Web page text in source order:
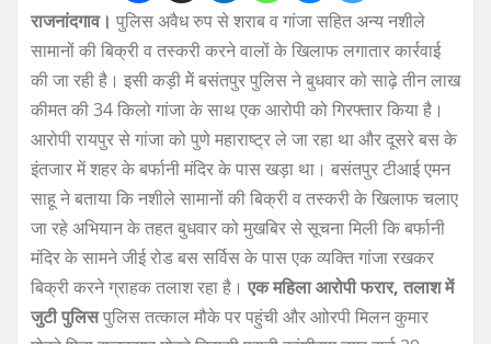
राजनांदगाव। पुलिस अवैध रुप से शराब व गांजा सहित अन्य नशीले
सामानों की बिक्री व तस्करी करने वालों के खिलाफ लगातार कार्रवाई
की जा रही है। इसी कड़ी मेें बसंतपुर पुलिस ने बुधवार को साढ़े तीन लाख
कीमत की 34 किलो गांजा के साथ एक आरोपी को गिरफ्तार किया है।
आरोपी रायपुर से गांजा को पुणे महाराष्ट्र ले जा रहा था और दूसरे बस के
इंतजार में शहर के बर्फानी मंदिर के पास खड़ा था। बसंतपुर टीआई एमन
साहू ने बताया कि नशीले सामानों की बिक्री व तस्करी के खिलाफ चलाए
जा रहे अभियान के तहत बुधवार को मुखबिर से सूचना मिली कि बर्फानी
मंदिर के सामने जीई रोड बस सर्विस के पास एक व्यक्ति गांजा रखकर
बिक्री करने ग्राहक तलाश रहा है। एक महिला आरोपी फरार, तलाश में
जुटी पुलिसपुलिस तत्काल मौके पर पहुंची और आोरपी मिलन कुमार